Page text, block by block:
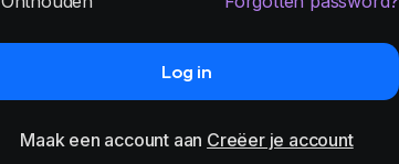
Log in
Maak een account aan Creëer je account